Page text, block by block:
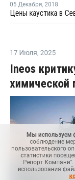
05 Декабря, 2018
17 Июля, 2025
Ineos
Мы используем
соблюдение
пользовательского
статистики
Репорт
использования